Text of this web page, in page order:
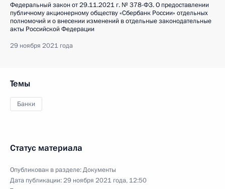
Федеральный закон от 29.11.2021 г. № 378-ФЗ. О предоставлении
публичному акционерному обществу «Сбербанк России» отдельных
полномочий и о внесении изменений в отдельные законодательные
акты Российской Федерации
29 ноября 2021 года
Темы
Банки
Статус материала
Опубликован в разделе:Документы
Дата публикации:29 ноября 2021 года, 12:50